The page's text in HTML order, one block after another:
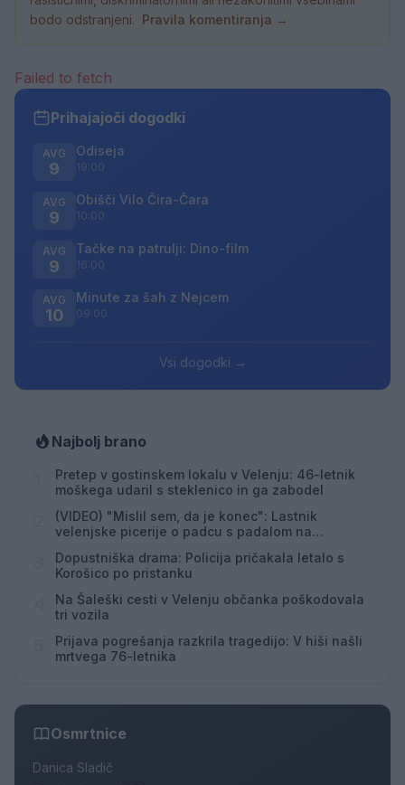
bodo odstranjeni.
Pravila komentiranja →
Failed to fetch
Prihajajoči dogodki
AVG
9
Odiseja
19:00
AVG
9
Obišči Vilo Čira-Čara
10:00
AVG
9
Tačke na patrulji: Dino-film
16:00
AVG
10
Minute za šah z Nejcem
09:00
Vsi dogodki →
Najbolj brano
Pretep v gostinskem lokalu v Velenju: 46-letnik
moškega udaril s steklenico in ga zabodel
(VIDEO) "Mislil sem, da je konec": Lastnik
velenjske picerije o padcu s padalom na
Dopustniška drama: Policija pričakala letalo s
Korošico po pristanku
Na Šaleški cesti v Velenju občanka poškodovala
tri vozila
Prijava pogrešanja razkrila tragedijo: V hiši našli
mrtvega 76-letnika
Osmrtnice
Danica Sladič